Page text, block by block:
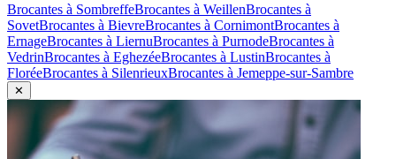
Brocantes à SombreffeBrocantes à WeillenBrocantes à
SovetBrocantes à BievreBrocantes à CornimontBrocantes à
ErnageBrocantes à LiernuBrocantes à PurnodeBrocantes à
VedrinBrocantes à EghezéeBrocantes à LustinBrocantes à
FloréeBrocantes à SilenrieuxBrocantes à Jemeppe-sur-Sambre
✕